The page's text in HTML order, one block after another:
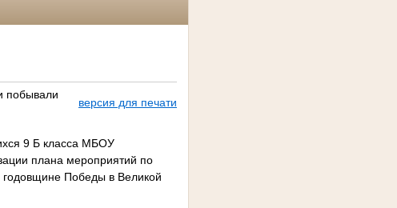
побывали
версия для печати
9 Б класса МБОУ
плана мероприятий по
годовщине Победы в Великой